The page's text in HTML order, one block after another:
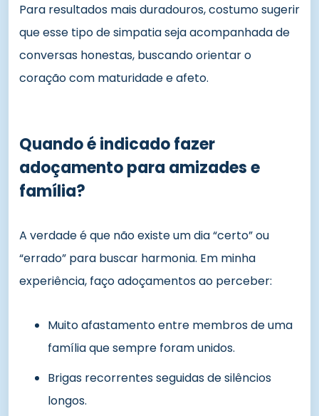
Para resultados mais duradouros, costumo sugerir
que esse tipo de simpatia seja acompanhada de
conversas honestas, buscando orientar o
coração com maturidade e afeto.
Quando é indicado fazer
adoçamento para amizades e
família?
A verdade é que não existe um dia “certo” ou
“errado” para buscar harmonia. Em minha
experiência, faço adoçamentos ao perceber:
Muito afastamento entre membros de uma
família que sempre foram unidos.
Brigas recorrentes seguidas de silêncios
longos.